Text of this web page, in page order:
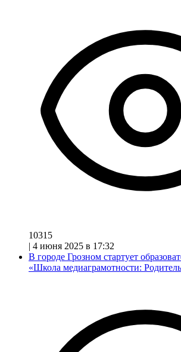
10315
| 4 июня 2025 в 17:32
В городе Грозном стартует
«Школа медиаграмотности: